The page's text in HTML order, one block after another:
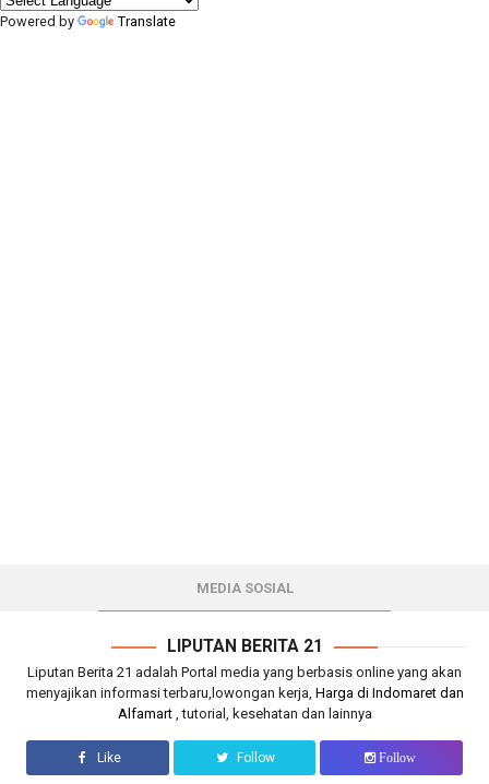
Powered by Translate
MEDIA SOSIAL
LIPUTAN BERITA 21
Liputan Berita 21 adalah Portal media yang berbasis online yang akan
menyajikan informasi terbaru,lowongan kerja, Harga di Indomaret dan
Alfamart , tutorial, kesehatan dan lainnya
Like Follow Follow